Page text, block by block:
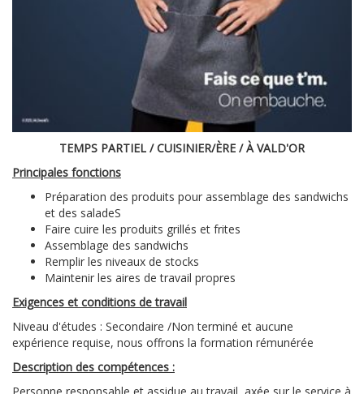
TEMPS PARTIEL / CUISINIER/ÈRE / À VALD'OR
Principales fonctions
Préparation des produits pour assemblage des sandwichs
et des saladeS
Faire cuire les produits grillés et frites
Assemblage des sandwichs
Remplir les niveaux de stocks
Maintenir les aires de travail propres
Exigences et conditions de travail
Niveau d'études : Secondaire /Non terminé et aucune
expérience requise, nous offrons la formation rémunérée
Description des compétences :